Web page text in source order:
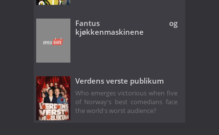
Fantus og
kjøkkenmaskinene
Verdens verste publikum
Who emerges victorious when five
of Norway's best comedians face
the world's worst audience?